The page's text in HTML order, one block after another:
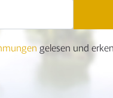
gelesen und